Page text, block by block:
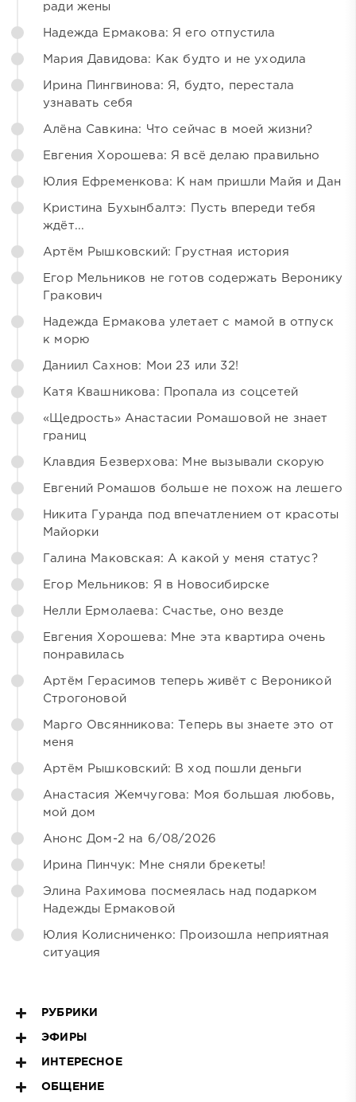
ради жены
Надежда Ермакова: Я его отпустила
Мария Давидова: Как будто и не уходила
Ирина Пингвинова: Я, будто, перестала
узнавать себя
Алёна Савкина: Что сейчас в моей жизни?
Евгения Хорошева: Я всё делаю правильно
Юлия Ефременкова: К нам пришли Майя и Дан
Кристина Бухынбалтэ: Пусть впереди тебя
ждёт...
Артём Рышковский: Грустная история
Егор Мельников не готов содержать Веронику
Гракович
Надежда Ермакова улетает с мамой в отпуск
к морю
Даниил Сахнов: Мои 23 или 32!
Катя Квашникова: Пропала из соцсетей
«Щедрость» Анастасии Ромашовой не знает
границ
Клавдия Безверхова: Мне вызывали скорую
Евгений Ромашов больше не похож на лешего
Никита Гуранда под впечатлением от красоты
Майорки
Галина Маковская: А какой у меня статус?
Егор Мельников: Я в Новосибирске
Нелли Ермолаева: Счастье, оно везде
Евгения Хорошева: Мне эта квартира очень
понравилась
Артём Герасимов теперь живёт с Вероникой
Строгоновой
Марго Овсянникова: Теперь вы знаете это от
меня
Артём Рышковский: В ход пошли деньги
Анастасия Жемчугова: Моя большая любовь,
мой дом
Анонс Дом-2 на 6/08/2026
Ирина Пинчук: Мне сняли брекеты!
Элина Рахимова посмеялась над подарком
Надежды Ермаковой
Юлия Колисниченко: Произошла неприятная
ситуация
РУБРИКИ
ЭФИРЫ
ИНТЕРЕСНОЕ
ОБЩЕНИЕ